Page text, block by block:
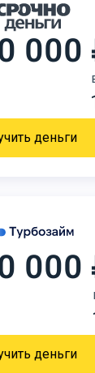
000
деньги
000
деньги